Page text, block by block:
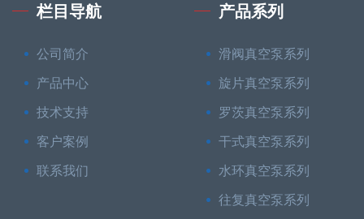
栏目导航
公司简介
产品中心
技术支持
客户案例
联系我们
产品系列
滑阀真空泵系列
旋片真空泵系列
罗茨真空泵系列
干式真空泵系列
水环真空泵系列
往复真空泵系列